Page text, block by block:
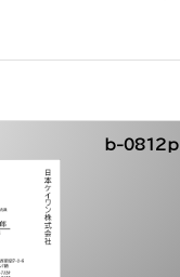
b-0812p